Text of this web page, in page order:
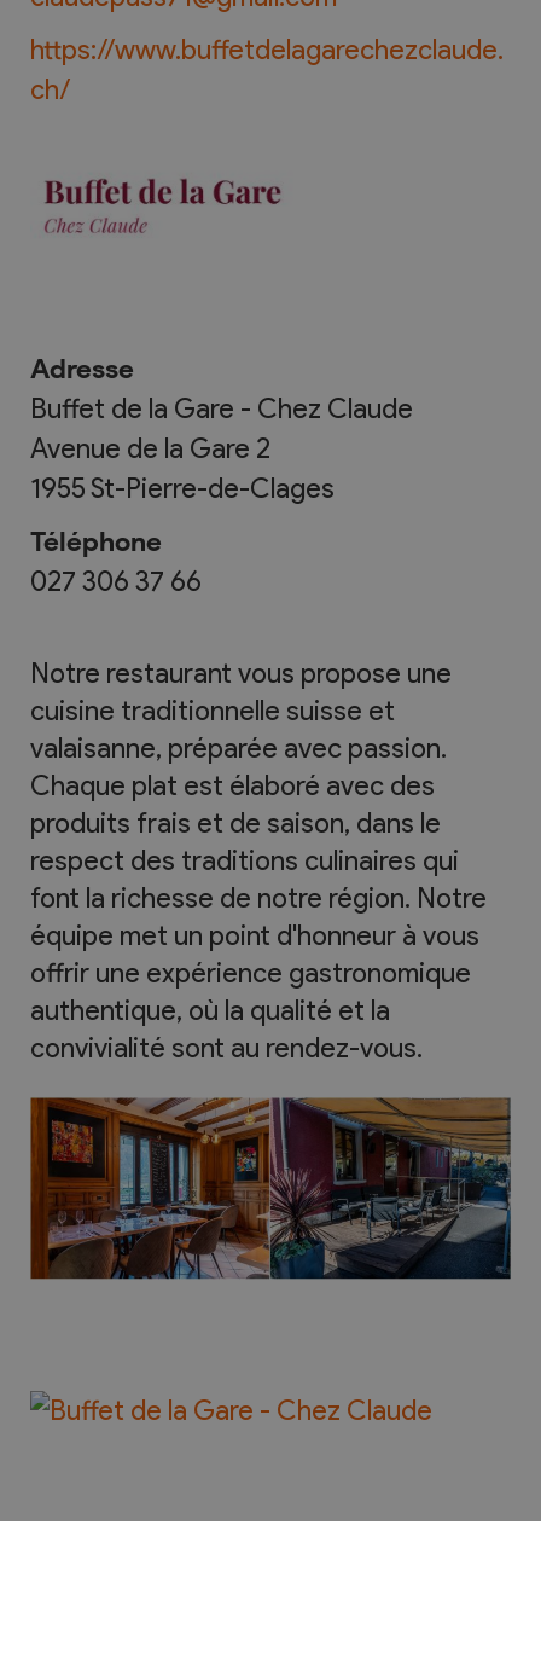
https://www.buffetdelagarechezclaude.
ch/
Adresse
Buffet de la Gare - Chez Claude
Avenue de la Gare 2
1955St-Pierre-de-Clages
Téléphone
027 306 37 66
Notre restaurant vous propose une
cuisine traditionnelle suisse et
valaisanne, préparée avec passion.
Chaque plat est élaboré avec des
produits frais et de saison, dans le
respect des traditions culinaires qui
font la richesse de notre région. Notre
équipe met un point d'honneur à vous
offrir une expérience gastronomique
authentique, où la qualité et la
convivialité sont au rendez-vous.